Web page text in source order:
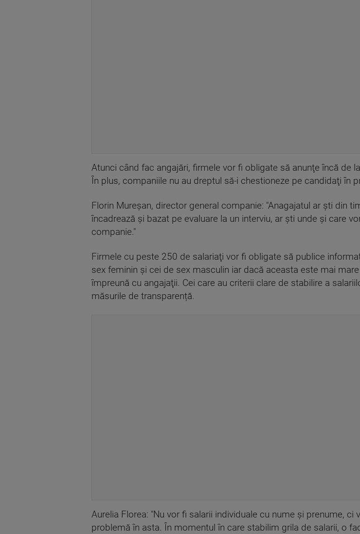
Atunci când fac angajări, firmele vor fi obligate să anunţe încă de
În plus, companiile nu au dreptul să-i chestioneze pe candidaţi în
Florin Mureșan, director general companie: "Anagajatul ar şti din
încadrează şi bazat pe evaluare la un interviu, ar şti unde şi care
companie."
Firmele cu peste 250 de salariaţi vor fi obligate să publice
sex feminin și cei de sex masculin iar dacă aceasta este mai
împreună cu angajaţii. Cei care au criterii clare de stabilire a
măsurile de transparență.
Aurelia Florea: "Nu vor fi salarii individuale cu nume şi prenume,
problemă în asta. În momentul în care stabilim grila de salarii, o